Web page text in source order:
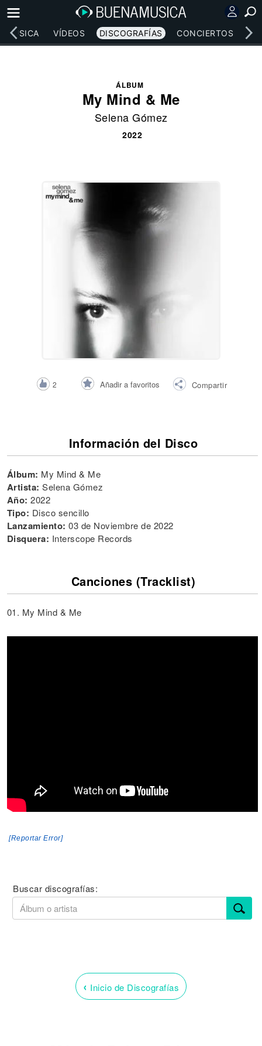
MÚSICA VÍDEOS DISCOGRAFÍAS CONCIERTOS
ÁLBUM
My Mind & Me
Selena Gómez
2022
2 Añadir a favoritos Compartir
Información del Disco
Álbum: My Mind & Me
Artista: Selena Gómez
Año: 2022
Tipo: Disco sencillo
Lanzamiento: 03 de Noviembre de 2022
Disquera: Interscope Records
Canciones (Tracklist)
01. My Mind & Me
[Reportar Error]
Buscar discografías:
‹ Inicio de Discografías